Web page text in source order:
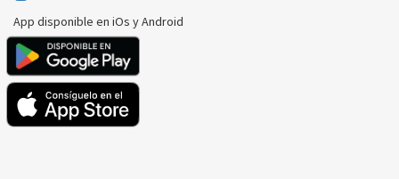
App disponible en iOs y Android